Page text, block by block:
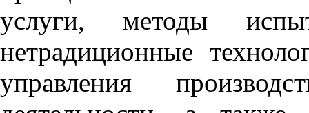
услуги,методы
нетрадиционные
управления